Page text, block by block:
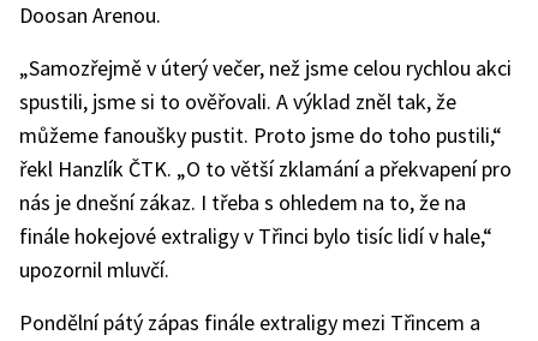
Doosan Arenou.
„Samozřejmě v úterý večer, než jsme celou rychlou akci
spustili, jsme si to ověřovali. A výklad zněl tak, že
můžeme fanoušky pustit. Proto jsme do toho pustili,“
řekl Hanzlík ČTK. „O to větší zklamání a překvapení pro
nás je dnešní zákaz. I třeba s ohledem na to, že na
finále hokejové extraligy v Třinci bylo tisíc lidí v hale,“
upozornil mluvčí.
Pondělní pátý zápas finále extraligy mezi Třincem a